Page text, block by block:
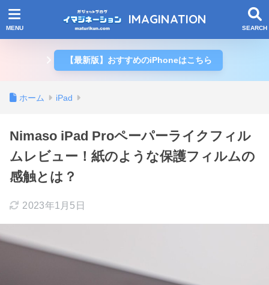
IMAGINATION
【最新版】おすすめのiPhoneはこちら
ホーム iPad
Nimaso iPad Proペーパーライクフィル
ムレビュー！紙のような保護フィルムの
感触とは？
2023年1月5日